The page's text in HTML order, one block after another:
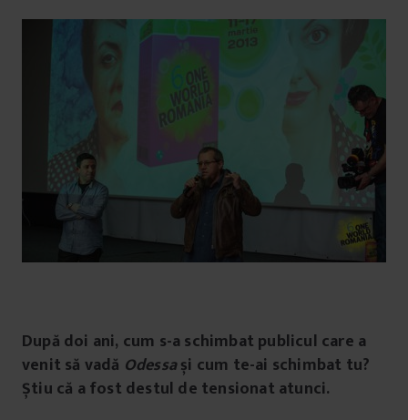
După doi ani, cum s-a schimbat publicul care a
venit să vadă Odessași cum te-ai schimbat tu?
Știu că a fost destul de tensionat atunci.